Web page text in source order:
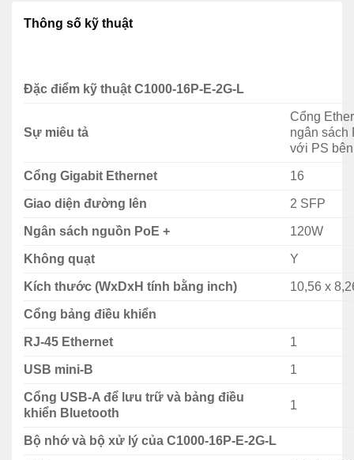
phẩm CO,CQ (bill of lading, invoice, packing list, tờ
giúp thông tin về Cisco Switches C1000-16P-E-2G-L
chính hãng…
Switch Cisco C1000-16P-E-2G-L
Thông số kỹ thuật
Đặc điểm kỹ thuật C1000-16P-E-2G-L
Sự miêu tả
Cổng
ngân sách
với PS
Cổng Gigabit Ethernet 16
Giao diện đường lên 2 SFP
Ngân sách nguồn PoE + 120W
Không quạt Y
Kích thước (WxDxH tính bằng inch) 10,56 x
Cổng bảng điều khiển
RJ-45 Ethernet 1
USB mini-B 1
Cổng USB-A để lưu trữ và bảng điều
khiển Bluetooth
1
Bộ nhớ và bộ xử lý của C1000-16P-E-2G-L